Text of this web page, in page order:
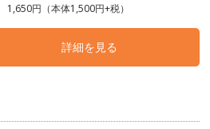
1,650円（本体1,500円+税）
詳細を見る